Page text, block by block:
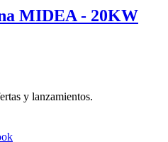
MIDEA - 20KW
y lanzamientos.